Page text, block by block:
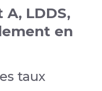
A, LDDS,
en
taux